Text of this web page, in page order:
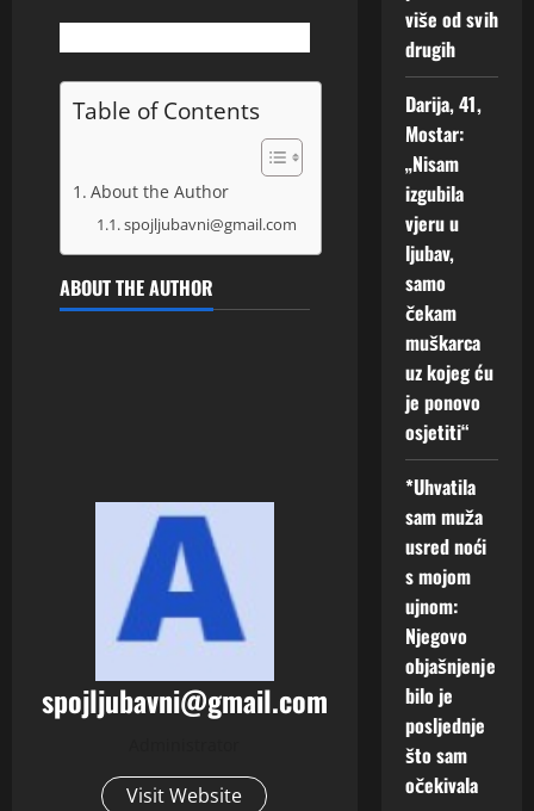
Table of Contents
About the Author
spojljubavni@gmail.com
ABOUT THE AUTHOR
spojljubavni@gmail.com
Visit Website
v
o
6
Augusta,
više od svih
drugih
Darija, 41,
Mostar:
„Nisam
izgubila
vjeru u
ljubav,
samo
čekam
muškarca
uz kojeg ću
je ponovo
osjetiti“
*Uhvatila
sam muža
usred noći
s mojom
ujnom:
Njegovo
objašnjenje
bilo je
posljednje
što sam
očekivala